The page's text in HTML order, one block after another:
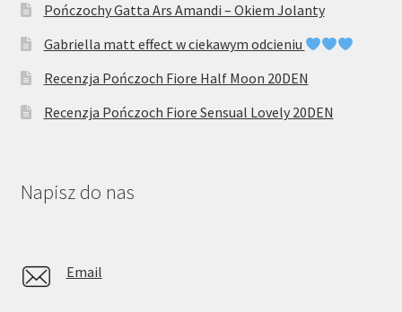
Pończochy Gatta Ars Amandi – Okiem Jolanty
Gabriella matt effect w ciekawym odcieniu
Recenzja Pończoch Fiore Half Moon 20DEN
Recenzja Pończoch Fiore Sensual Lovely 20DEN
Napisz do nas
Email